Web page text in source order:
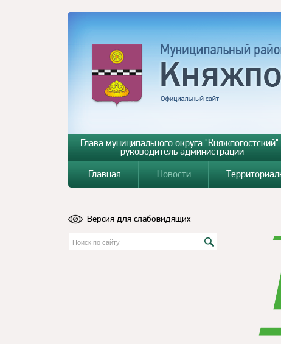
Глава муниципального округа
руководитель администрации
Главная Новости
Версия для слабовидящих